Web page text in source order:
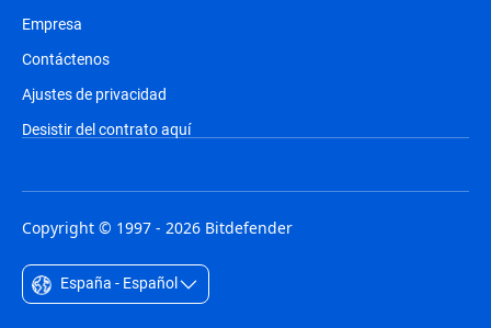
Empresa
Contáctenos
Ajustes de privacidad
Desistir del contrato aquí
Copyright © 1997 - 2026 Bitdefender
España - Español